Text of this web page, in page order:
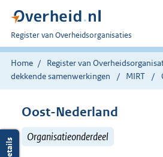
U
bent
nu
hier:
Register van Overheidsorganisaties
Home Register van
dekkende samenwerkingen
MIRT
Oost-Nederland
Organisatieonderdeel